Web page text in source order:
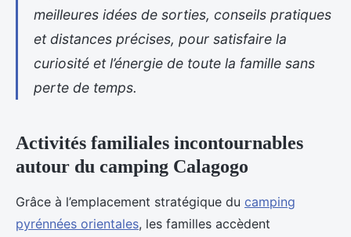
meilleures idées de sorties, conseils pratiques
et distances précises, pour satisfaire la
curiosité et l’énergie de toute la famille sans
perte de temps.
Activités familiales incontournables
autour du camping Calagogo
Grâce à l’emplacement stratégique du camping
pyrénnées orientales, les familles accèdent